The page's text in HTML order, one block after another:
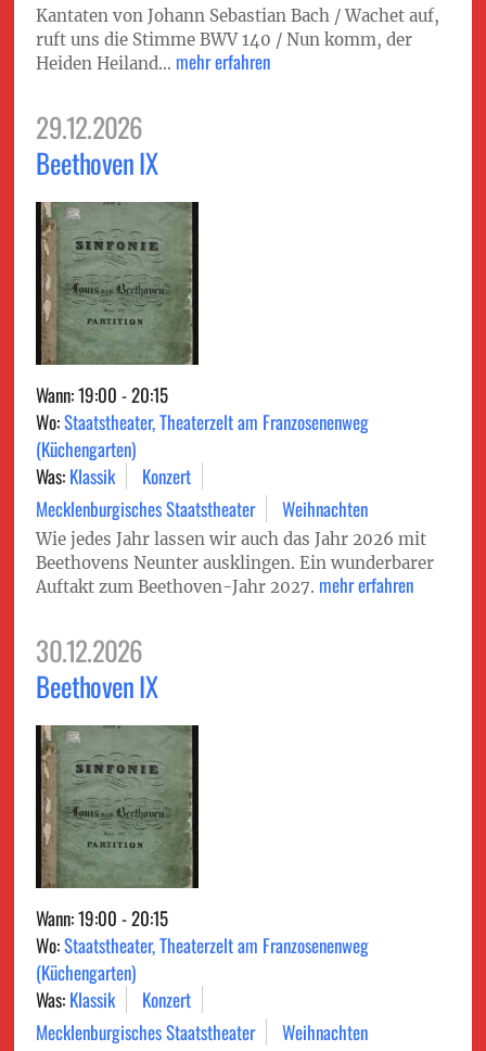
Kantaten von Johann Sebastian Bach / Wachet auf,
ruft uns die Stimme BWV 140 / Nun komm, der
Heiden Heiland... mehr erfahren
29.12.2026
Beethoven IX
Wann: 19:00 - 20:15
Wo:Staatstheater, Theaterzelt am Franzosenenweg
(Küchengarten)
Was: Klassik
Konzert
Mecklenburgisches Staatstheater
Weihnachten
Wie jedes Jahr lassen wir auch das Jahr 2026 mit
Beethovens Neunter ausklingen. Ein wunderbarer
Auftakt zum Beethoven-Jahr 2027. mehr erfahren
30.12.2026
Beethoven IX
Wann: 19:00 - 20:15
Wo:Staatstheater, Theaterzelt am Franzosenenweg
(Küchengarten)
Was: Klassik
Konzert
Mecklenburgisches Staatstheater
Weihnachten